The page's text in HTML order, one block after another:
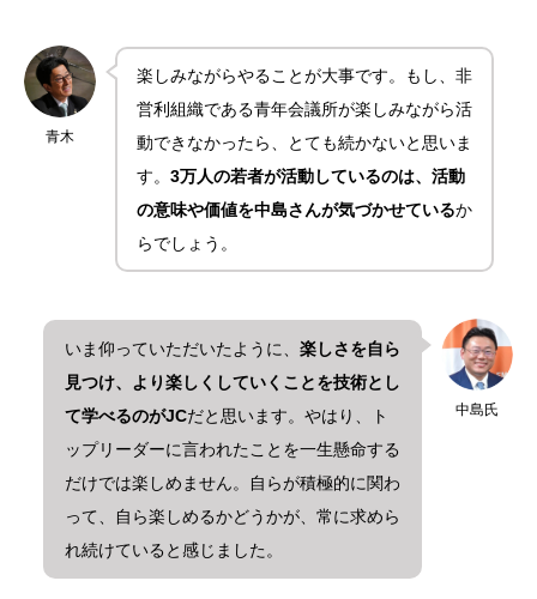
青木
楽しみながらやることが大事です。もし、非
営利組織である青年会議所が楽しみながら活
動できなかったら、とても続かないと思いま
す。 3万人の若者が活動しているのは、活動
の意味や価値を中島さんが気づかせているか
らでしょう。
中島氏
いま仰っていただいたように、 楽しさを自ら
見つけ、より楽しくしていくことを技術とし
て学べるのがJCだと思います。やはり、ト
ップリーダーに言われたことを一生懸命する
だけでは楽しめません。自らが積極的に関わ
って、自ら楽しめるかどうかが、常に求めら
れ続けていると感じました。